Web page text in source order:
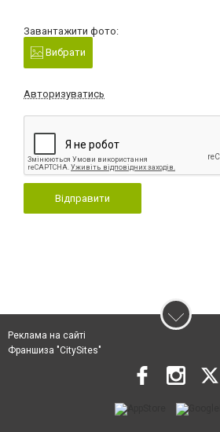
Завантажити фото:
Вибрати
Авторизуватись
Відправити
Реклама на сайті
Франшиза "CitySites"